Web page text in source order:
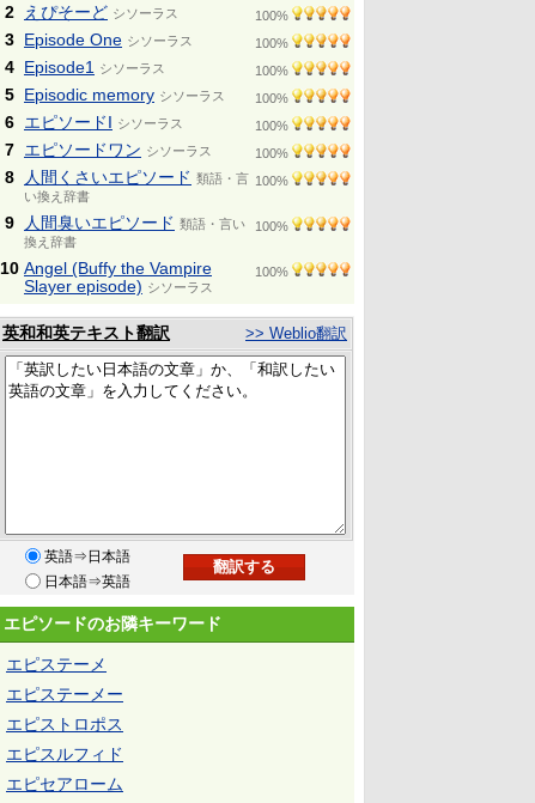
2 えぴそーど シソーラス 100%
3 Episode One シソーラス 100%
4 Episode1 シソーラス 100%
5 Episodic memory シソーラス 100%
6 エピソードI シソーラス 100%
7 エピソードワン シソーラス 100%
8 人間くさいエピソード 類語・言
い換え辞書
100%
9 人間臭いエピソード 類語・言い
換え辞書
100%
10 Angel (Buffy the Vampire
Slayer episode) シソーラス
100%
英和和英テキスト翻訳 >> Weblio翻訳
英語⇒日本語
日本語⇒英語
エピソードのお隣キーワード
エピステーメ
エピステーメー
エピストロポス
エピスルフィド
エピセアローム